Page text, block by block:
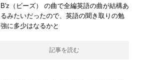
B'z（ビーズ） の曲で全編英語の曲が結構あ
るみたいだったので、英語の聞き取りの勉
強に多少はなるかと
記事を読む